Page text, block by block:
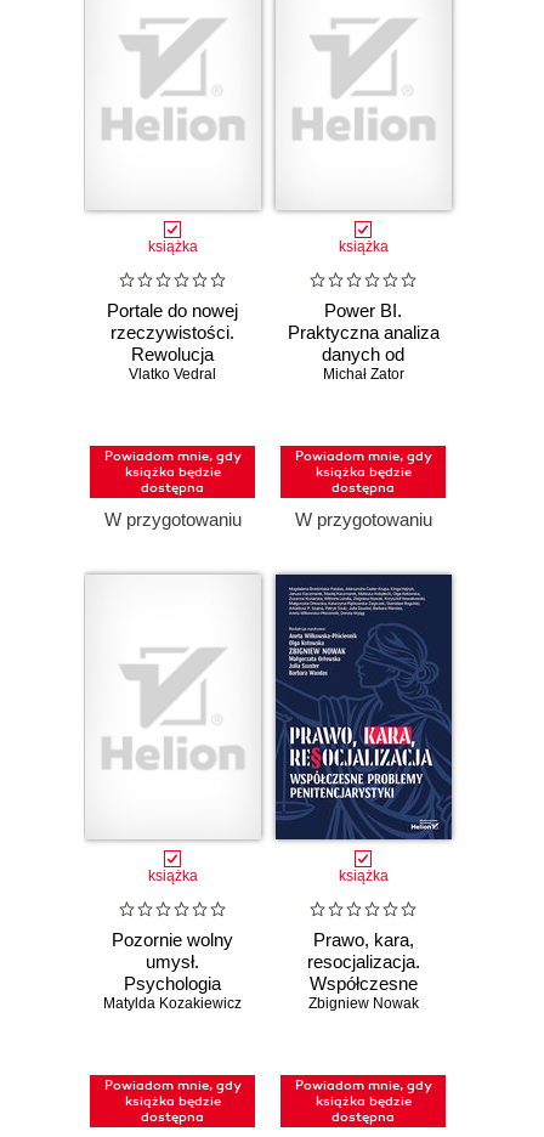
książka
Portale do nowej
rzeczywistości.
Rewolucja
kwantowa i pięć
Vlatko Vedral
Powiadom mnie, gdy
książka będzie
dostępna
W przygotowaniu
książka
Power BI.
Praktyczna analiza
danych od
podstaw
Michał Zator
Powiadom mnie, gdy
książka będzie
dostępna
W przygotowaniu
książka
Pozornie wolny
umysł.
Psychologia
wpływu i
rozszerzone
Matylda Kozakiewicz
Powiadom mnie, gdy
książka będzie
dostępna
książka
Prawo, kara,
resocjalizacja.
Współczesne
problemy
Zbigniew Nowak
Powiadom mnie, gdy
książka będzie
dostępna